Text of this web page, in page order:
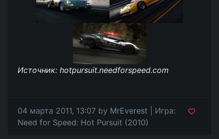
Источник: hotpursuit.needforspeed.com
04 марта 2011, 13:07 by MrEverest | Игра:
Need for Speed: Hot Pursuit (2010)